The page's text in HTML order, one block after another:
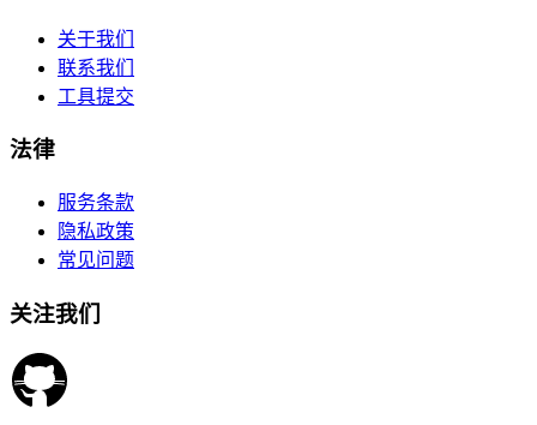
关于我们
联系我们
工具提交
法律
服务条款
隐私政策
常见问题
关注我们